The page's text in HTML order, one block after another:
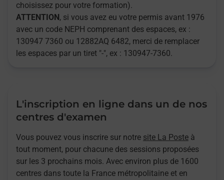
choisissez pour votre formation).
ATTENTION , si vous avez eu votre permis avant 1976
avec un code NEPH comprenant des espaces, ex :
130947 7360 ou 12882AQ 6482, merci de remplacer
les espaces par un tiret "-", ex : 130947-7360.
L'inscription en ligne dans un de nos
centres d'examen
Vous pouvez vous inscrire sur notre site La Poste à
tout moment, pour chacune des sessions proposées
sur les 3 prochains mois. Avec environ plus de 1600
centres dans toute la France métropolitaine et en